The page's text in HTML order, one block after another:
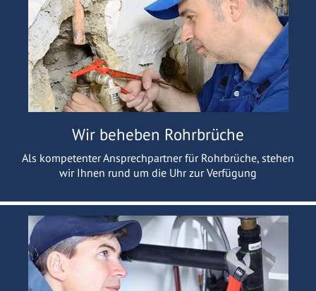
Wir beheben Rohrbrüche
Als kompetenter Ansprechpartner für Rohrbrüche, stehen
wir Ihnen rund um die Uhr zur Verfügung